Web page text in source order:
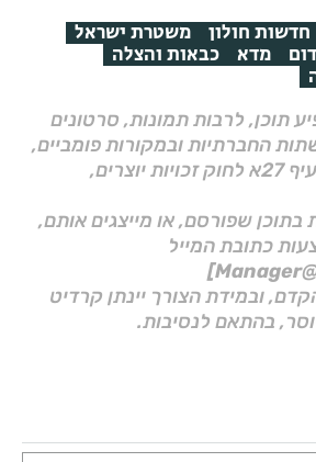
חדשות חולון משטרת ישראל
מדא כבאות והצלה
תוכן, לרבות תמונות, סרטונים
החברתיות ובמקורות פומביים,
בהתאם להוראות סעיף 27א לחוק זכויות יוצרים,
בתוכן שפורסם, או מייצגים אותם,
כתובת המייל
ובמידת הצורך יינתן קרדיט
בהתאם לנסיבות.